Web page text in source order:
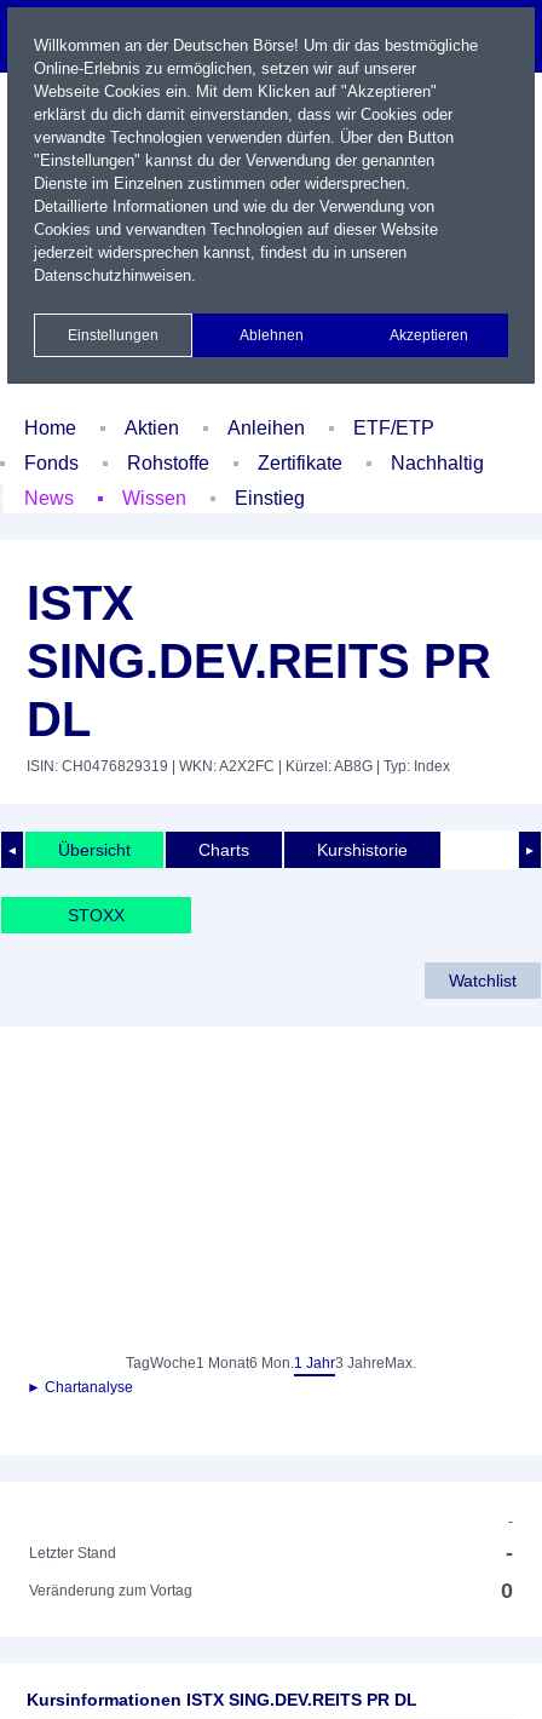
Name / WKN / ISIN / Kürzel
Xetra Realtime
Watchlist Portfolio Login
Home Aktien Anleihen
ETF/ETP
Fonds
Rohstoffe Zertifikate
Nachhaltig
News
Wissen Einstieg
ISTX
SING.DEV.REITS PR
DL
ISIN: CH0476829319 | WKN: A2X2FC | Kürzel: AB8G | Typ: Index
◄ ►
Übersicht Charts Kurshistorie
STOXX
Watchlist
TagWoche1 Monat6 Mon.1 Jahr3 Jahre Max.
► Chartanalyse
-
Letzter Stand
-
Veränderung zum Vortag 0
Kursinformationen ISTX SING.DEV.REITS PR DL
Willkommen an der Deutschen Börse! Um dir das bestmögliche
Online-Erlebnis zu ermöglichen, setzen wir auf unserer
Webseite Cookies ein. Mit dem Klicken auf "Akzeptieren"
erklärst du dich damit einverstanden, dass wir Cookies oder
verwandte Technologien verwenden dürfen. Über den Button
"Einstellungen" kannst du der Verwendung der genannten
Dienste im Einzelnen zustimmen oder widersprechen.
Detaillierte Informationen und wie du der Verwendung von
Cookies und verwandten Technologien auf dieser Website
jederzeit widersprechen kannst, findest du in unseren
Datenschutzhinweisen.
Einstellungen Ablehnen Akzeptieren